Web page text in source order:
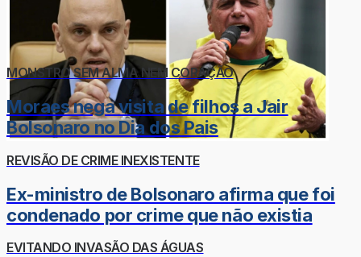
MONSTRO SEM ALMA NEM CORAÇÃO
Moraes nega visita de filhos a Jair
Bolsonaro no Dia dos Pais
REVISÃO DE CRIME INEXISTENTE
Ex-ministro de Bolsonaro afirma que foi
condenado por crime que não existia
EVITANDO INVASÃO DAS ÁGUAS